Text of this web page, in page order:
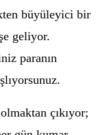
büyüleyici bir
geliyor.
paranın
çıkıyor;